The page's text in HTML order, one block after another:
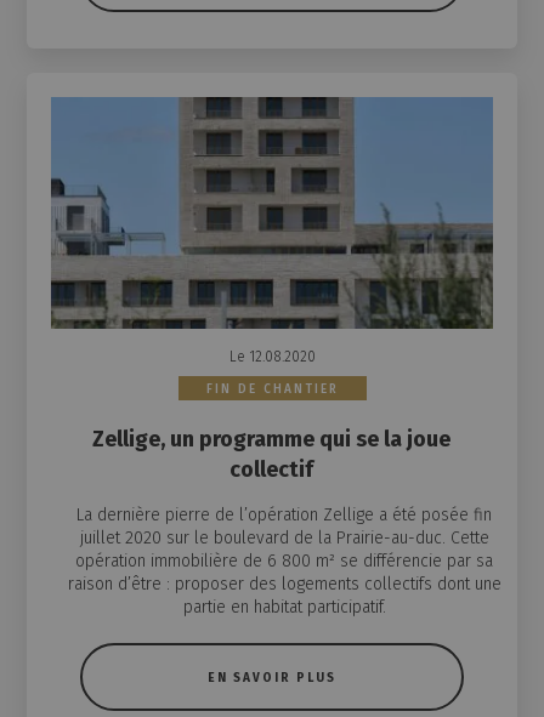
Le 12.08.2020
FIN DE CHANTIER
Zellige, un programme qui se la joue
collectif
La dernière pierre de l’opération Zellige a été posée fin
juillet 2020 sur le boulevard de la Prairie-au-duc. Cette
opération immobilière de 6 800 m² se différencie par sa
raison d’être : proposer des logements collectifs dont une
partie en habitat participatif.
EN SAVOIR PLUS